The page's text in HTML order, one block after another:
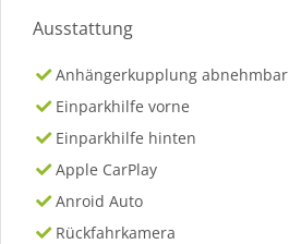
Ausstattung
Anhängerkupplung abnehmbar
Einparkhilfe vorne
Einparkhilfe hinten
Apple CarPlay
Anroid Auto
Rückfahrkamera